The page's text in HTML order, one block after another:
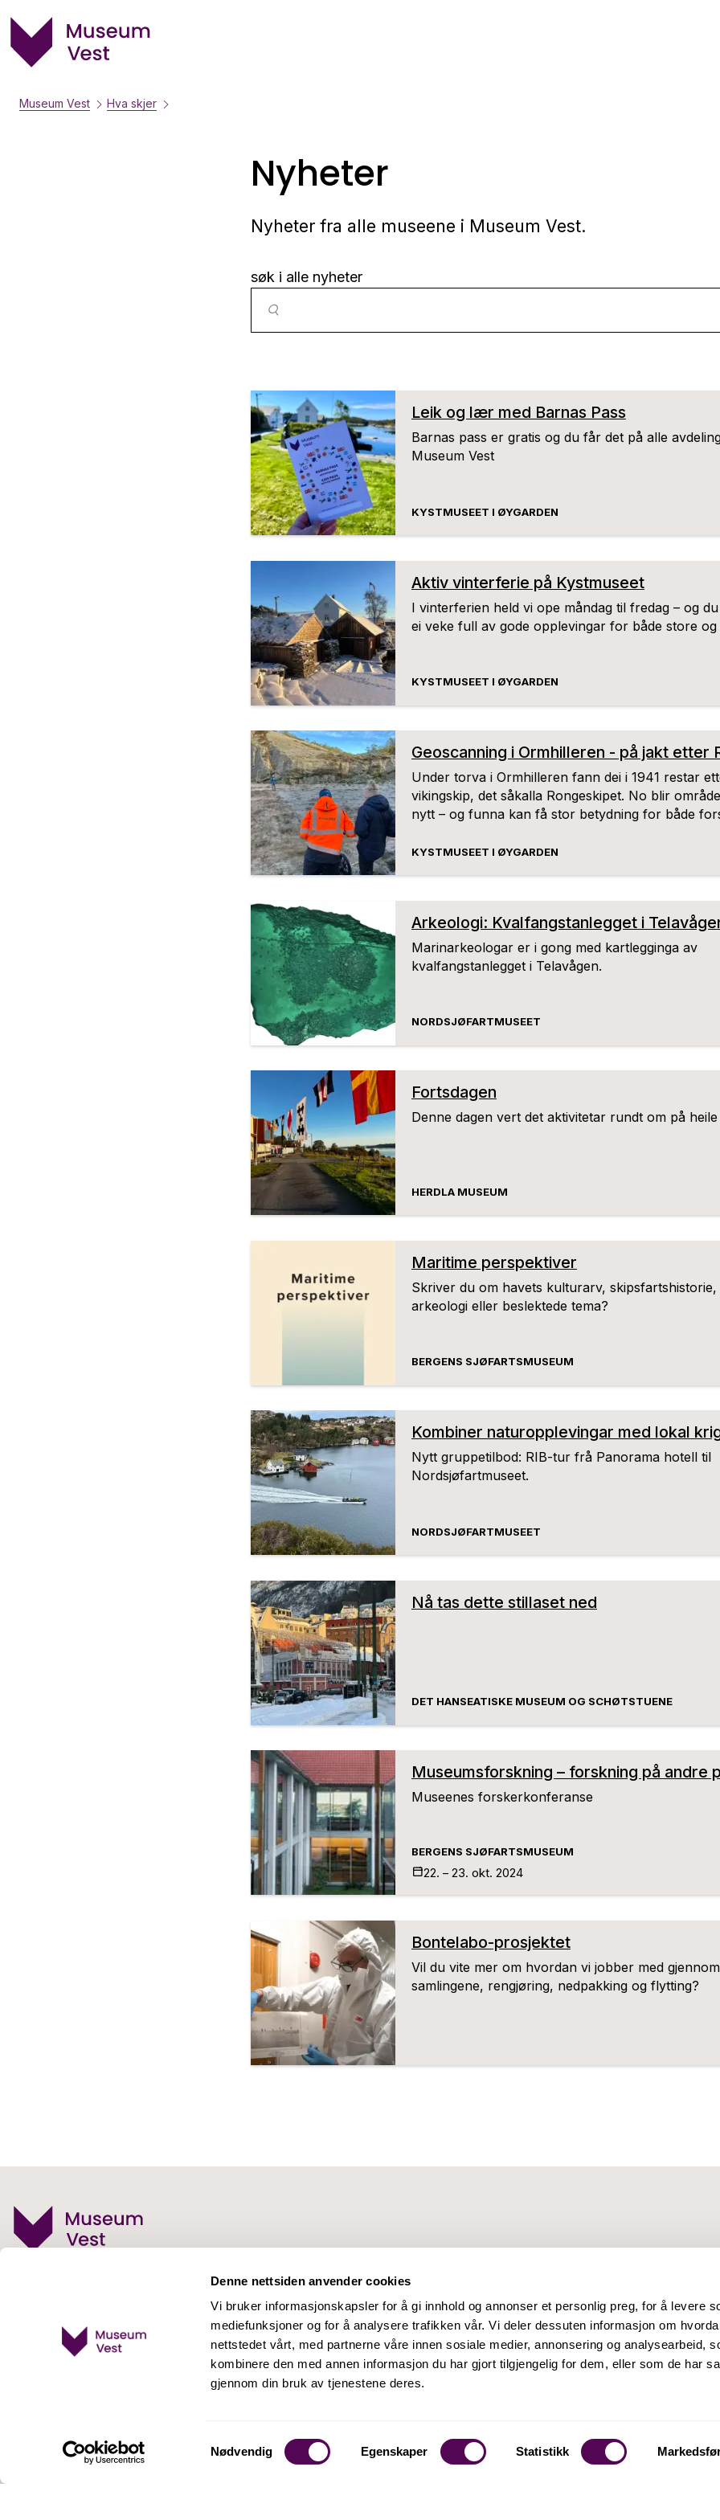
Denne nettsiden anvender cookies
Vi bruker informasjonskapsler for å gi innhold og annonser et personlig preg, for å levere
mediefunksjoner og for å analysere trafikken vår. Vi deler dessuten informasjon om
nettstedet vårt, med partnerne våre innen sosiale medier, annonsering og analysearbeid,
kombinere den med annen informasjon du har gjort tilgjengelig for dem, eller som de har
gjennom din bruk av tjenestene deres.
Samtykkevalg
Nødvendig Egenskaper Statistikk
Museum Vest Hva skjer
Nyheter
Nyheter fra alle museene i Museum Vest.
søk i alle nyheter
Leik og lær med Barnas Pass
Barnas pass er gratis og du får det på alle
Museum Vest
KYSTMUSEET I ØYGARDEN
Aktiv vinterferie på Kystmuseet
I vinterferien held vi ope måndag til fredag – og
ei veke full av gode opplevingar for både store og
KYSTMUSEET I ØYGARDEN
Geoscanning i Ormhilleren - på jakt etter
Under torva i Ormhilleren fann dei i 1941 restar
vikingskip, det såkalla Rongeskipet. No blir
nytt – og funna kan få stor betydning for både
KYSTMUSEET I ØYGARDEN
Arkeologi: Kvalfangstanlegget i
Marinarkeologar er i gong med kartlegginga av
kvalfangstanlegget i Telavågen.
NORDSJØFARTMUSEET
Fortsdagen
Denne dagen vert det aktivitetar rundt om på
HERDLA MUSEUM
Maritime perspektiver
Skriver du om havets kulturarv, skipsfartshistorie,
arkeologi eller beslektede tema?
BERGENS SJØFARTSMUSEUM
Kombiner naturopplevingar med lokal
Nytt gruppetilbod: RIB-tur frå Panorama hotell til
Nordsjøfartmuseet.
NORDSJØFARTMUSEET
Nå tas dette stillaset ned
DET HANSEATISKE MUSEUM OG SCHØTSTUENE
Museumsforskning – forskning på andre
Museenes forskerkonferanse
BERGENS SJØFARTSMUSEUM
22. – 23. okt. 2024
Bontelabo-prosjektet
Vil du vite mer om hvordan vi jobber med
samlingene, rengjøring, nedpakking og flytting?
Lyngneset 4a, 5302 Strusshamn
53 00 61 00